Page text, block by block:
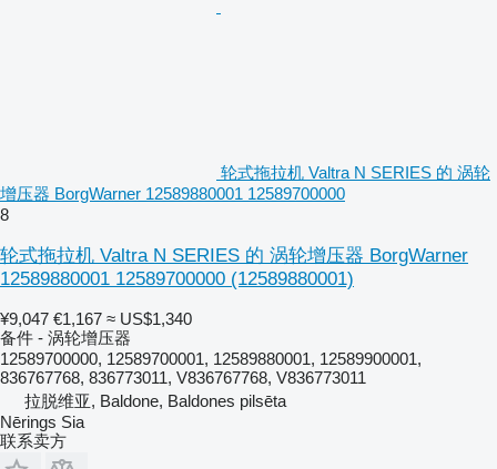
轮式拖拉机 Valtra N SERIES 的 涡轮
增压器 BorgWarner 12589880001 12589700000
8
轮式拖拉机 Valtra N SERIES 的 涡轮增压器 BorgWarner
12589880001 12589700000 (12589880001)
¥9,047 €1,167 ≈ US$1,340
备件 - 涡轮增压器
12589700000, 12589700001, 12589880001, 12589900001,
836767768, 836773011, V836767768, V836773011
拉脱维亚, Baldone, Baldones pilsēta
Nērings Sia
联系卖方